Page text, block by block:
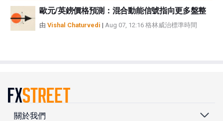
歐元/英鎊價格預測：混合動能信號指向更多盤整
由 Vishal Chaturvedi | Aug 07, 12:16 格林威治標準時間
關於我們